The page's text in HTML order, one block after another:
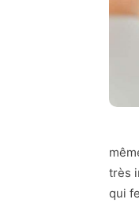
très
qui